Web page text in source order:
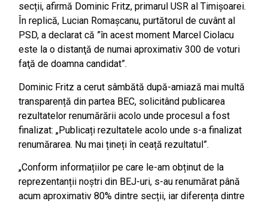
secții, afirmă Dominic Fritz, primarul USR al Timișoarei.
În replică, Lucian Romașcanu, purtătorul de cuvânt al
PSD, a declarat că ”în acest moment Marcel Ciolacu
este la o distanţă de numai aproximativ 300 de voturi
faţă de doamna candidat”.
Dominic Fritz a cerut sâmbătă după-amiază mai multă
transparență din partea BEC, solicitând publicarea
rezultatelor renumărării acolo unde procesul a fost
finalizat: „Publicați rezultatele acolo unde s-a finalizat
renumărarea. Nu mai țineți în ceață rezultatul”.
„Conform informațiilor pe care le-am obținut de la
reprezentanții noștri din BEJ-uri, s-au renumărat până
acum aproximativ 80% dintre secții, iar diferența dintre